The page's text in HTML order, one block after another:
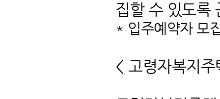
집할 수 있도록
* 입주예약자 모
< 고령자복지